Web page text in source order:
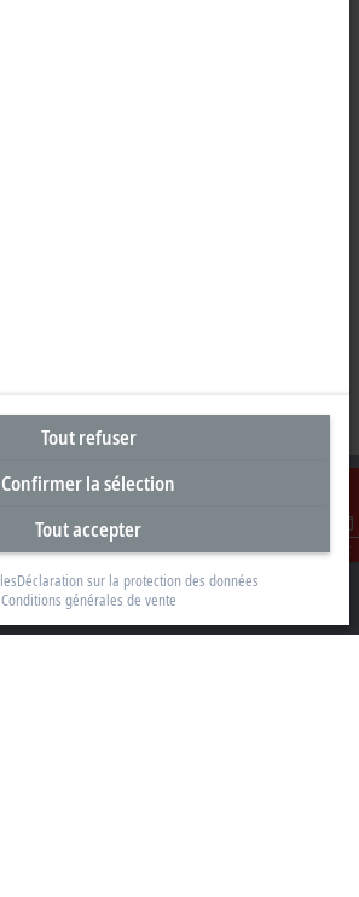
Contact
Tout refuser
Confirmer la sélection
Tout accepter
Déclaration sur la protection des données
Conditions générales de vente